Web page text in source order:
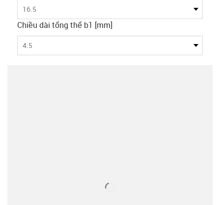
16.5
Chiều dài tổng thể b1 [mm]
4.5